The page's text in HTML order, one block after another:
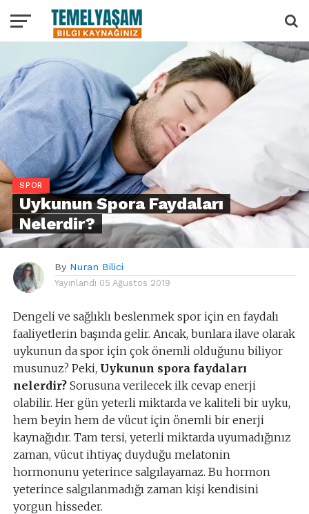
SPOR
Uykunun Spora Faydaları
Nelerdir?
By Nuran Bilici
Yayınlandı 05 Ağustos 2019
Dengeli ve sağlıklı beslenmek spor için en faydalı
faaliyetlerin başında gelir. Ancak, bunlara ilave olarak
uykunun da spor için çok önemli olduğunu biliyor
musunuz? Peki, Uykunun spora faydaları
nelerdir? Sorusuna verilecek ilk cevap enerji
olabilir. Her gün yeterli miktarda ve kaliteli bir uyku,
hem beyin hem de vücut için önemli bir enerji
kaynağıdır. Tam tersi, yeterli miktarda uyumadığınız
zaman, vücut ihtiyaç duyduğu melatonin
hormonunu yeterince salgılayamaz. Bu hormon
yeterince salgılanmadığı zaman kişi kendisini
yorgun hisseder.